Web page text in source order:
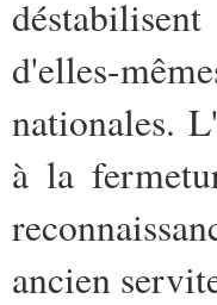
d'elles-
nationales.
à la
ancien